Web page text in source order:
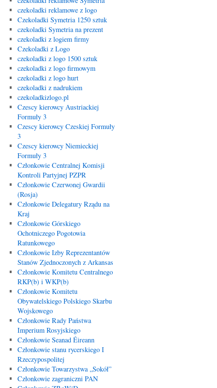
czekoladki reklamowe z logo
Czekoladki Symetria 1250 sztuk
czekoladki Symetria na prezent
czekoladki z logiem firmy
Czekoladki z Logo
czekoladki z logo 1500 sztuk
czekoladki z logo firmowym
czekoladki z logo hurt
czekoladki z nadrukiem
czekoladkizlogo.pl
Czescy kierowcy Austriackiej
Formuły 3
Czescy kierowcy Czeskiej Formuły
3
Czescy kierowcy Niemieckiej
Formuły 3
Członkowie Centralnej Komisji
Kontroli Partyjnej PZPR
Członkowie Czerwonej Gwardii
(Rosja)
Członkowie Delegatury Rządu na
Kraj
Członkowie Górskiego
Ochotniczego Pogotowia
Ratunkowego
Członkowie Izby Reprezentantów
Stanów Zjednoczonych z Arkansas
Członkowie Komitetu Centralnego
RKP(b) i WKP(b)
Członkowie Komitetu
Obywatelskiego Polskiego Skarbu
Wojskowego
Członkowie Rady Państwa
Imperium Rosyjskiego
Członkowie Seanad Éireann
Członkowie stanu rycerskiego I
Rzeczypospolitej
Członkowie Towarzystwa „Sokół”
Członkowie zagraniczni PAN